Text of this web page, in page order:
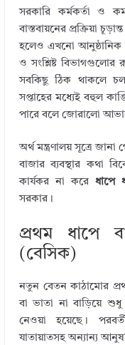
m
bl
r
k
e
dI
n
it
te
r
সরকারি কর্মকর্তা ও
বাস্তবায়নের প্রক্রিয়া
হলেও এখনো আনুষ্ঠানিক
ও সংশ্লিষ্ট বিভাগগুলোর
সবকিছু ঠিক থাকলে
সপ্তাহের মধ্যেই বহুল
পারে বলে জোরালো
অর্থ মন্ত্রণালয় সূত্রে
বাজার ব্যবস্থার কথা
কার্যকর না করে ধাপে
সরকার।
প্রথম ধাপে
(বেসিক)
নতুন বেতন কাঠামোর
বা ভাতা না বাড়িয়ে শুধু
নেওয়া হয়েছে।
যাতায়াতসহ অন্যান্য